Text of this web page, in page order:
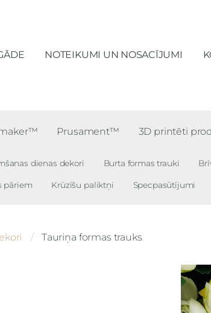
NOTEIKUMI UN NOSACĪJUMI
Prusament™ 3D printēti
dienas dekori Burta formas trauki
pāriem Krūzīšu paliktņi Specpasūtījumi
Tauriņa formas trauks